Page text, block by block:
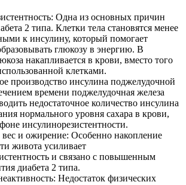
Одна из основных причин
2 типа. Клетки тела становятся менее
к инсулину, который помогает
глюкозу в энергию. В
накапливается в крови, вместо того
клетками.
производство инсулина поджелудочной
времени поджелудочная железа
недостаточное количество инсулина
нормального уровня сахара в крови,
инсулинорезистентности.
и ожирение: Особенно накопление
живота усиливает
и связано с повышенным
диабета 2 типа.
Недостаток физических